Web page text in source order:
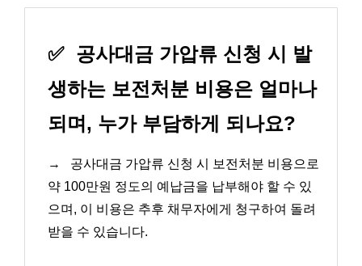
✅ 공사대금 가압류 신청 시 발
생하는 보전처분 비용은 얼마나
되며, 누가 부담하게 되나요?
→
공사대금 가압류 신청 시 보전처분 비용으로
약 100만원 정도의 예납금을 납부해야 할 수 있
으며, 이 비용은 추후 채무자에게 청구하여 돌려
받을 수 있습니다.